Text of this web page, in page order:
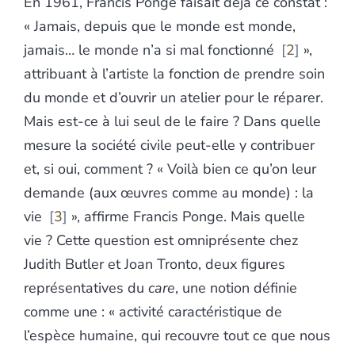
« Jamais, depuis que le monde est monde,
jamais… le monde n’a si mal fonctionné
2 »,
attribuant à l’artiste la fonction de prendre soin
du monde et d’ouvrir un atelier pour le réparer.
Mais est-ce à lui seul de le faire ? Dans quelle
mesure la société civile peut-elle y contribuer
et, si oui, comment ? « Voilà bien ce qu’on leur
demande (aux œuvres comme au monde) : la
vie
3 », affirme Francis Ponge. Mais quelle
vie ? Cette question est omniprésente chez
Judith Butler et Joan Tronto, deux figures
représentatives du care, une notion définie
comme une : « activité caractéristique de
l’espèce humaine, qui recouvre tout ce que nous